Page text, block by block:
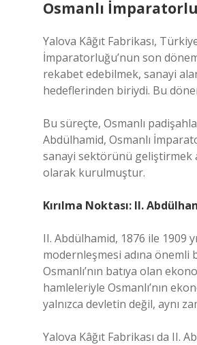
Osmanlı
Yalova Kâğıt Fabrikası,
İmparatorluğu’nun son
rekabet edebilmek, sanayi
hedeflerinden biriydi. Bu
Bu süreçte, Osmanlı
Abdülhamid, Osmanlı
sanayi sektörünü geliştirmek
olarak kurulmuştur.
Kırılma Noktası: II.
II. Abdülhamid, 1876 ile 1909
modernleşmesi adına
Osmanlı’nın batıya olan
hamleleriyle Osmanlı’nın
yalnızca devletin değil, aynı
Yalova Kâğıt Fabrikası da II.